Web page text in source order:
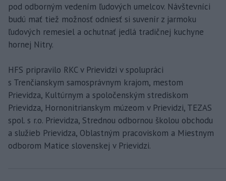
pod odborným vedením ľudových umelcov. Návštevníci
budú mať tiež možnosť odniesť si suvenír z jarmoku
ľudových remesiel a ochutnať jedlá tradičnej kuchyne
hornej Nitry.
HFS pripravilo RKC v Prievidzi v spolupráci
s Trenčianskym samosprávnym krajom, mestom
Prievidza, Kultúrnym a spoločenským strediskom
Prievidza, Hornonitrianskym múzeom v Prievidzi, TEZAS
spol. s r.o. Prievidza, Strednou odbornou školou obchodu
a služieb Prievidza, Oblastným pracoviskom a Miestnym
odborom Matice slovenskej v Prievidzi.